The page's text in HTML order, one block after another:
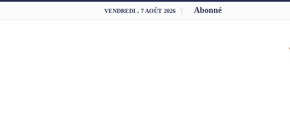
VENDREDI , 7 AOÛT 2026 Abonné